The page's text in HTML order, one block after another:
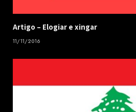
​Artigo – ​Elogiar e xingar
11/11/2016